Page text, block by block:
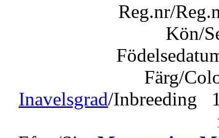
Reg.nr/
Kön/
Färg/
Inavelsgrad/Inbreeding